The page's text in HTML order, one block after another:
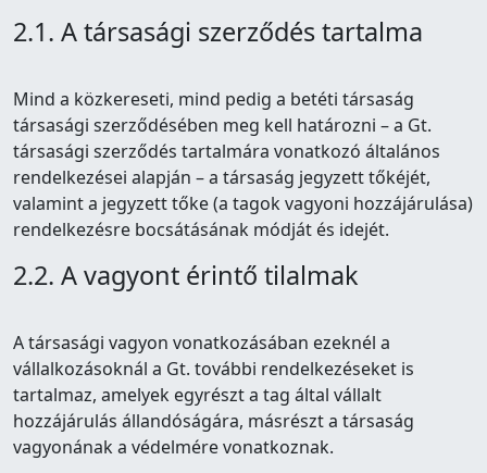
2.1. A társasági szerződés tartalma
Mind a közkereseti, mind pedig a betéti társaság
társasági szerződésében meg kell határozni – a Gt.
társasági szerződés tartalmára vonatkozó általános
rendelkezései alapján – a társaság jegyzett tőkéjét,
valamint a jegyzett tőke (a tagok vagyoni hozzájárulása)
rendelkezésre bocsátásának módját és idejét.
2.2. A vagyont érintő tilalmak
A társasági vagyon vonatkozásában ezeknél a
vállalkozásoknál a Gt. további rendelkezéseket is
tartalmaz, amelyek egyrészt a tag által vállalt
hozzájárulás állandóságára, másrészt a társaság
vagyonának a védelmére vonatkoznak.